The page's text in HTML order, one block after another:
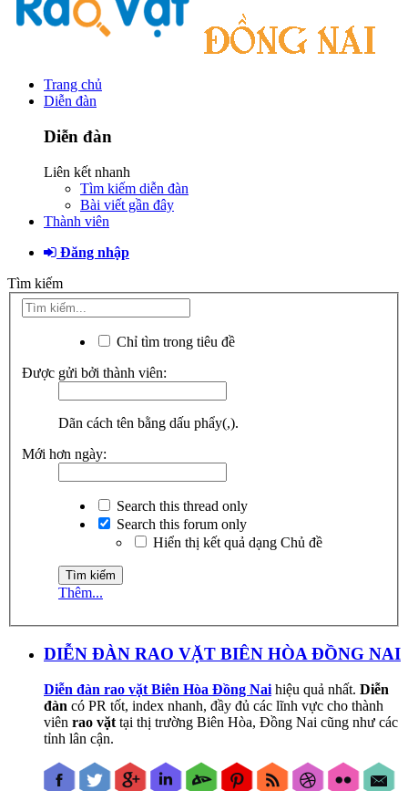
Trang chủ
Diễn đàn
Diễn đàn
Liên kết nhanh
Tìm kiếm diễn đàn
Bài viết gần đây
Thành viên
Đăng nhập
Tìm kiếm
Chỉ tìm trong tiêu đề
Được gửi bởi thành viên:
Dãn cách tên bằng dấu phẩy(,).
Mới hơn ngày:
Search this thread only
Search this forum only
Hiển thị kết quả dạng Chủ đề
Thêm...
DIỄN ĐÀN RAO VẶT BIÊN HÒA ĐỒNG NAI
Diễn đàn rao vặt Biên Hòa Đồng Nai hiệu quả nhất. Diễn
đàn có PR tốt, index nhanh, đầy đủ các lĩnh vực cho thành
viên rao vặt tại thị trường Biên Hòa, Đồng Nai cũng như các
tỉnh lân cận.